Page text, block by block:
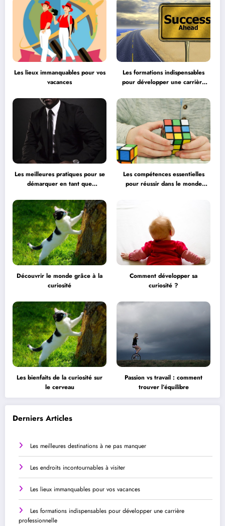
Les lieux immanquables pour vos
vacances
Les formations indispensables
pour développer une carrière
Les meilleures pratiques pour se
démarquer en tant que
Les compétences essentielles
pour réussir dans le monde
Découvrir le monde grâce à la
curiosité
Comment développer sa
curiosité ?
Les bienfaits de la curiosité sur
le cerveau
Passion vs travail : comment
trouver l’équilibre
Derniers Articles
Les meilleures destinations à ne pas manquer
Les endroits incontournables à visiter
Les lieux immanquables pour vos vacances
Les formations indispensables pour développer une carrière
professionnelle